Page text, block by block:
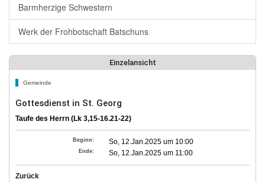
Barmherzige Schwestern
Werk der Frohbotschaft Batschuns
Einzelansicht
Gemeinde
Gottesdienst in St. Georg
Taufe des Herrn (Lk 3,15-16.21-22)
Beginn: So, 12.Jan.2025 um 10:00
Ende: So, 12.Jan.2025 um 11:00
Zurück